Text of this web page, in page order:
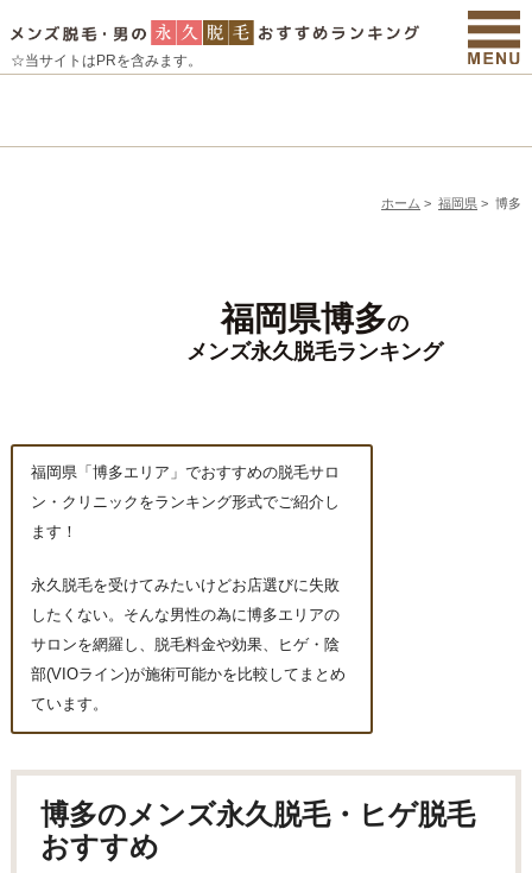
☆当サイトはPRを含みます。
ホーム > 福岡県 > 博多
福岡県博多の
メンズ永久脱毛ランキング
福岡県「博多エリア」でおすすめの脱毛サロ
ン・クリニックをランキング形式でご紹介し
ます！
永久脱毛を受けてみたいけどお店選びに失敗
したくない。そんな男性の為に博多エリアの
サロンを網羅し、脱毛料金や効果、ヒゲ・陰
部(VIOライン)が施術可能かを比較してまとめ
ています。
博多のメンズ永久脱毛・ヒゲ脱毛
おすすめ